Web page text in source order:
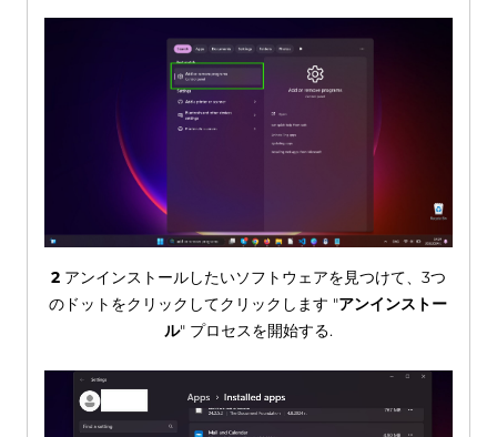
2アンインストールしたいソフトウェアを見つけて、3つ
のドットをクリックしてクリックします "アンインストー
ル" プロセスを開始する.